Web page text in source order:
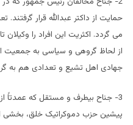
می گردد. اکثریت این افراد را
از لحاظ گروهی و سیاسی به جمعیت
جهادی اهل تشیع و تعدادی هم به
3- جناح بیطرف و مستقل که عمدتاً
پیشین حزب دموکراتیک خلق، بخشی